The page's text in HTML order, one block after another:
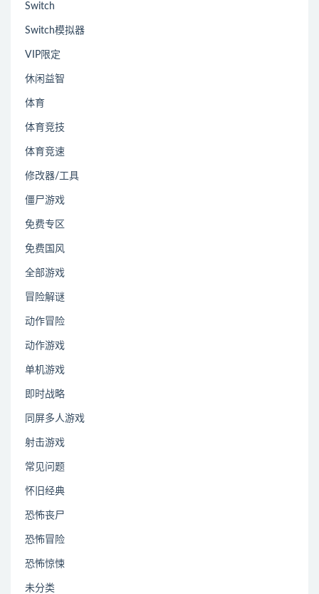
Switch
Switch模拟器
VIP限定
休闲益智
体育
体育竞技
体育竞速
修改器/工具
僵尸游戏
免费专区
免费国风
全部游戏
冒险解谜
动作冒险
动作游戏
单机游戏
即时战略
同屏多人游戏
射击游戏
常见问题
怀旧经典
恐怖丧尸
恐怖冒险
恐怖惊悚
未分类